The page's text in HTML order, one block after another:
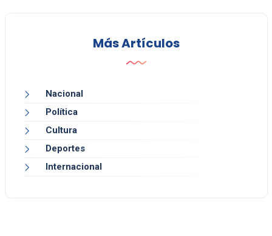
Más Artículos
Nacional
Política
Cultura
Deportes
Internacional